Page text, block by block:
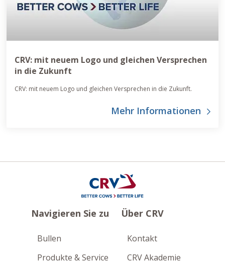
CRV: mit neuem Logo und gleichen Versprechen
in die Zukunft
CRV: mit neuem Logo und gleichen Versprechen in die Zukunft.
Mehr Informationen
Navigieren Sie zu
Bullen
Produkte & Service
Über CRV
Kontakt
CRV Akademie